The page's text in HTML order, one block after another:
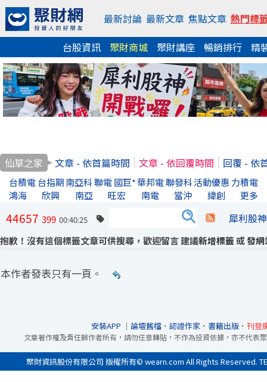
最新討論 最新文章 焦點文章 熱門標
台股資訊
聚財商城 聚財講座 暢銷排行 精
仙草之家 文章 - 依首篇時間 文章 - 依回覆時間 回覆 - 依
台積電台指期南亞科聯電國巨*華邦電聯發科活動優惠 力積電
鴻海
欣興 南亞 旺宏 南電 當沖 緯創 更多
44657 399 00:40:25 犀利股
抱歉！沒有這個標籤文章可供搜尋，歡迎留言 建議新增標籤或發網
本作者發表只有一頁。
安裝APP ｜ 論壇舊檔． 認證作家． 書籍出版． 刊登
文章著作權及責任歸作者所有，請勿任意轉貼，不作為投資依據，亦不代
聚財資訊股份有限公司 版權所有© wearn.com All Rights Reserved.